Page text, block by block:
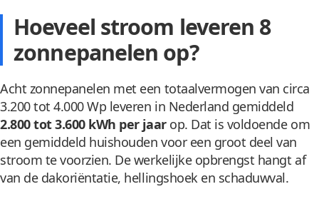
Hoeveel stroom leveren 8
zonnepanelen op?
Acht zonnepanelen met een totaalvermogen van circa
3.200 tot 4.000 Wp leveren in Nederland gemiddeld
2.800 tot 3.600 kWh per jaarop. Dat is voldoende om
een gemiddeld huishouden voor een groot deel van
stroom te voorzien. De werkelijke opbrengst hangt af
van de dakoriëntatie, hellingshoek en schaduwval.